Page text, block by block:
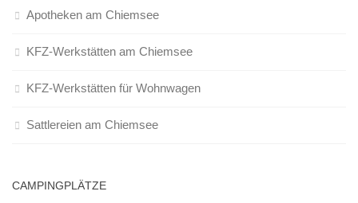
Apotheken am Chiemsee
KFZ-Werkstätten am Chiemsee
KFZ-Werkstätten für Wohnwagen
Sattlereien am Chiemsee
CAMPINGPLÄTZE